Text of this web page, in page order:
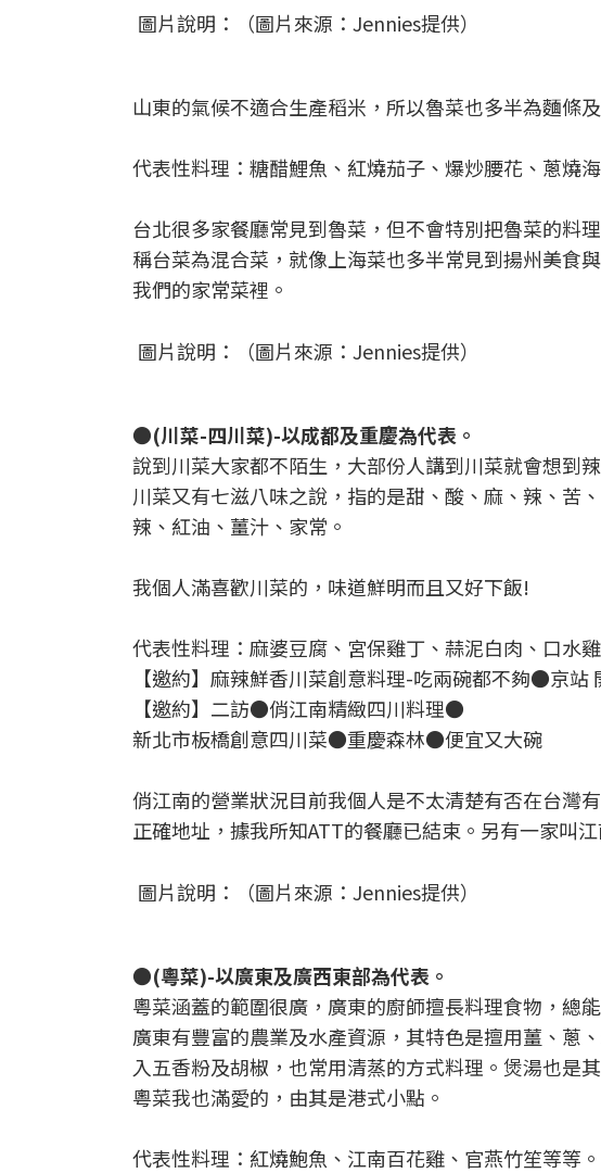
圖片說明：（圖片來源：Jennies提供）
山東的氣候不適合生產稻米，所以魯菜也多半為麵條
代表性料理：糖醋鯉魚、紅燒茄子、爆炒腰花、蔥燒
台北很多家餐廳常見到魯菜，但不會特別把魯菜的料
稱台菜為混合菜，就像上海菜也多半常見到揚州美食
我們的家常菜裡。
圖片說明：（圖片來源：Jennies提供）
●(川菜-四川菜)-以成都及重慶為代表。
說到川菜大家都不陌生，大部份人講到川菜就會想到
川菜又有七滋八味之說，指的是甜、酸、麻、辣、苦
辣、紅油、薑汁、家常。
我個人滿喜歡川菜的，味道鮮明而且又好下飯!
代表性料理：麻婆豆腐、宮保雞丁、蒜泥白肉、口水
【邀約】麻辣鮮香川菜創意料理-吃兩碗都不夠●京站
【邀約】二訪●俏江南精緻四川料理●
新北市板橋創意四川菜●重慶森林●便宜又大碗
俏江南的營業狀況目前我個人是不太清楚有否在台灣
正確地址，據我所知ATT的餐廳已結束。另有一家叫
圖片說明：（圖片來源：Jennies提供）
●(粵菜)-以廣東及廣西東部為代表。
粵菜涵蓋的範圍很廣，廣東的廚師擅長料理食物，總
廣東有豐富的農業及水產資源，其特色是擅用薑、蔥
入五香粉及胡椒，也常用清蒸的方式料理。煲湯也是
粵菜我也滿愛的，由其是港式小點。
代表性料理：紅燒鮑魚、江南百花雞、官燕竹笙等等。